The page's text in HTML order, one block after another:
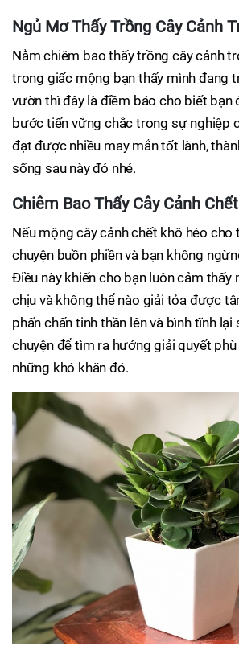
Ngủ Mơ Thấy Trồng Cây Cảnh
Nằm chiêm bao thấy trồng cây cảnh
trong giấc mộng bạn thấy mình đang
vườn thì đây là điềm báo cho biết bạn
bước tiến vững chắc trong sự nghiệp
đạt được nhiều may mắn tốt lành,
sống sau này đó nhé.
Chiêm Bao Thấy Cây Cảnh
Nếu mộng cây cảnh chết khô héo cho
chuyện buồn phiền và bạn không
Điều này khiến cho bạn luôn cảm thấy
chịu và không thể nào giải tỏa được
phấn chấn tinh thần lên và bình tĩnh lại
chuyện để tìm ra hướng giải quyết
những khó khăn đó.